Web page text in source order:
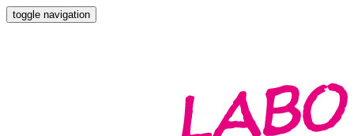
toggle navigation